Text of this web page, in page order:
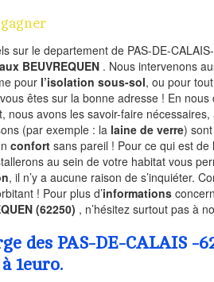
sur le departement de PAS-DE-
BEUVREQUEN . Nous intervenons
pour l’isolation sous-sol, ou pour
êtes sur la bonne adresse ! En
nous avons les savoir-faire
(par exemple : la laine de verre)
confort sans pareil ! Pour ce qui est de
au sein de votre habitat vous
, il n’y a aucune raison de s’inquiéter.
! Pour plus d’informations
(62250) , n’hésitez surtout pas à
des PAS-DE-CALAIS -
1euro.